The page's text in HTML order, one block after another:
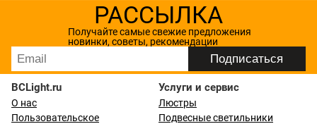
РАССЫЛКА
Получайте самые свежие предложения
новинки, советы, рекомендации
BCLight.ru
О нас
Пользовательское
Услуги и сервис
Люстры
Подвесные светильники